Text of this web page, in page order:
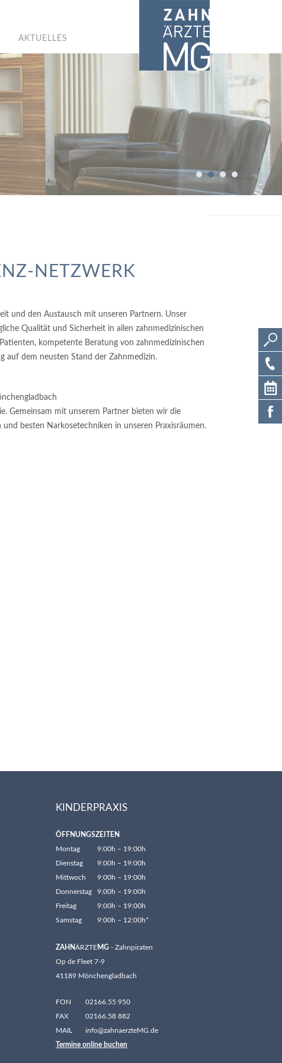
AKTUELLES
NETZWERK
und den Austausch mit unseren Partnern. Unser
Qualität und Sicherheit in allen zahnmedizinischen
kompetente Beratung von zahnmedizinischen
auf dem neusten Stand der Zahnmedizin.
Gemeinsam mit unserem Partner bieten wir die
besten Narkosetechniken in unseren Praxisräumen.
KINDERPRAXIS
ÖFFNUNGSZEITEN
Montag
9:00h – 19:00h
Dienstag
9:00h – 19:00h
Mittwoch
9:00h – 19:00h
Donnerstag
9:00h – 19:00h
Freitag
9:00h – 19:00h
Samstag
9:00h – 12:00h*
ZAHNÄRZTEMG - Zahnpiraten
Op de Fleet 7-9
41189 Mönchengladbach
FON
02166.55 950
FAX
02166.58 882
MAIL
info@zahnaerzteMG.de
Termine online buchen